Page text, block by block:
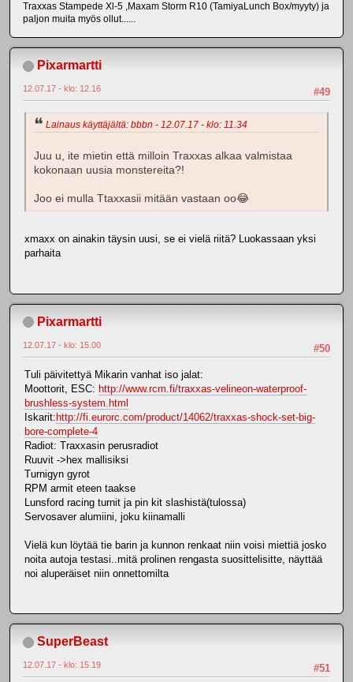
Traxxas Stampede Xl-5 ,Maxam Storm R10 (TamiyaLunch Box/myyty) ja
paljon muita myös ollut......
Pixarmartti
#49
12.07.17 - klo: 12.16
Lainaus käyttäjältä: bbbn - 12.07.17 - klo: 11.34
Juu u, ite mietin että milloin Traxxas alkaa valmistaa
kokonaan uusia monstereita?!
Joo ei mulla Ttaxxasii mitään vastaan oo😂
xmaxx on ainakin täysin uusi, se ei vielä riitä? Luokassaan yksi
parhaita
Pixarmartti
#50
12.07.17 - klo: 15.00
Tuli päivitettyä Mikarin vanhat iso jalat:
Moottorit, ESC: http://www.rcm.fi/traxxas-velineon-waterproof-
brushless-system.html
Iskarit: http://fi.eurorc.com/product/14062/traxxas-shock-set-big-
bore-complete-4
Radiot: Traxxasin perusradiot
Ruuvit ->hex mallisiksi
Turnigyn gyrot
RPM armit eteen taakse
Lunsford racing turnit ja pin kit slashistä(tulossa)
Servosaver alumiini, joku kiinamalli
Vielä kun löytää tie barin ja kunnon renkaat niin voisi miettiä josko
noita autoja testasi..mitä prolinen rengasta suosittelisitte, näyttää
noi aluperäiset niin onnettomilta
SuperBeast
#51
12.07.17 - klo: 15.19